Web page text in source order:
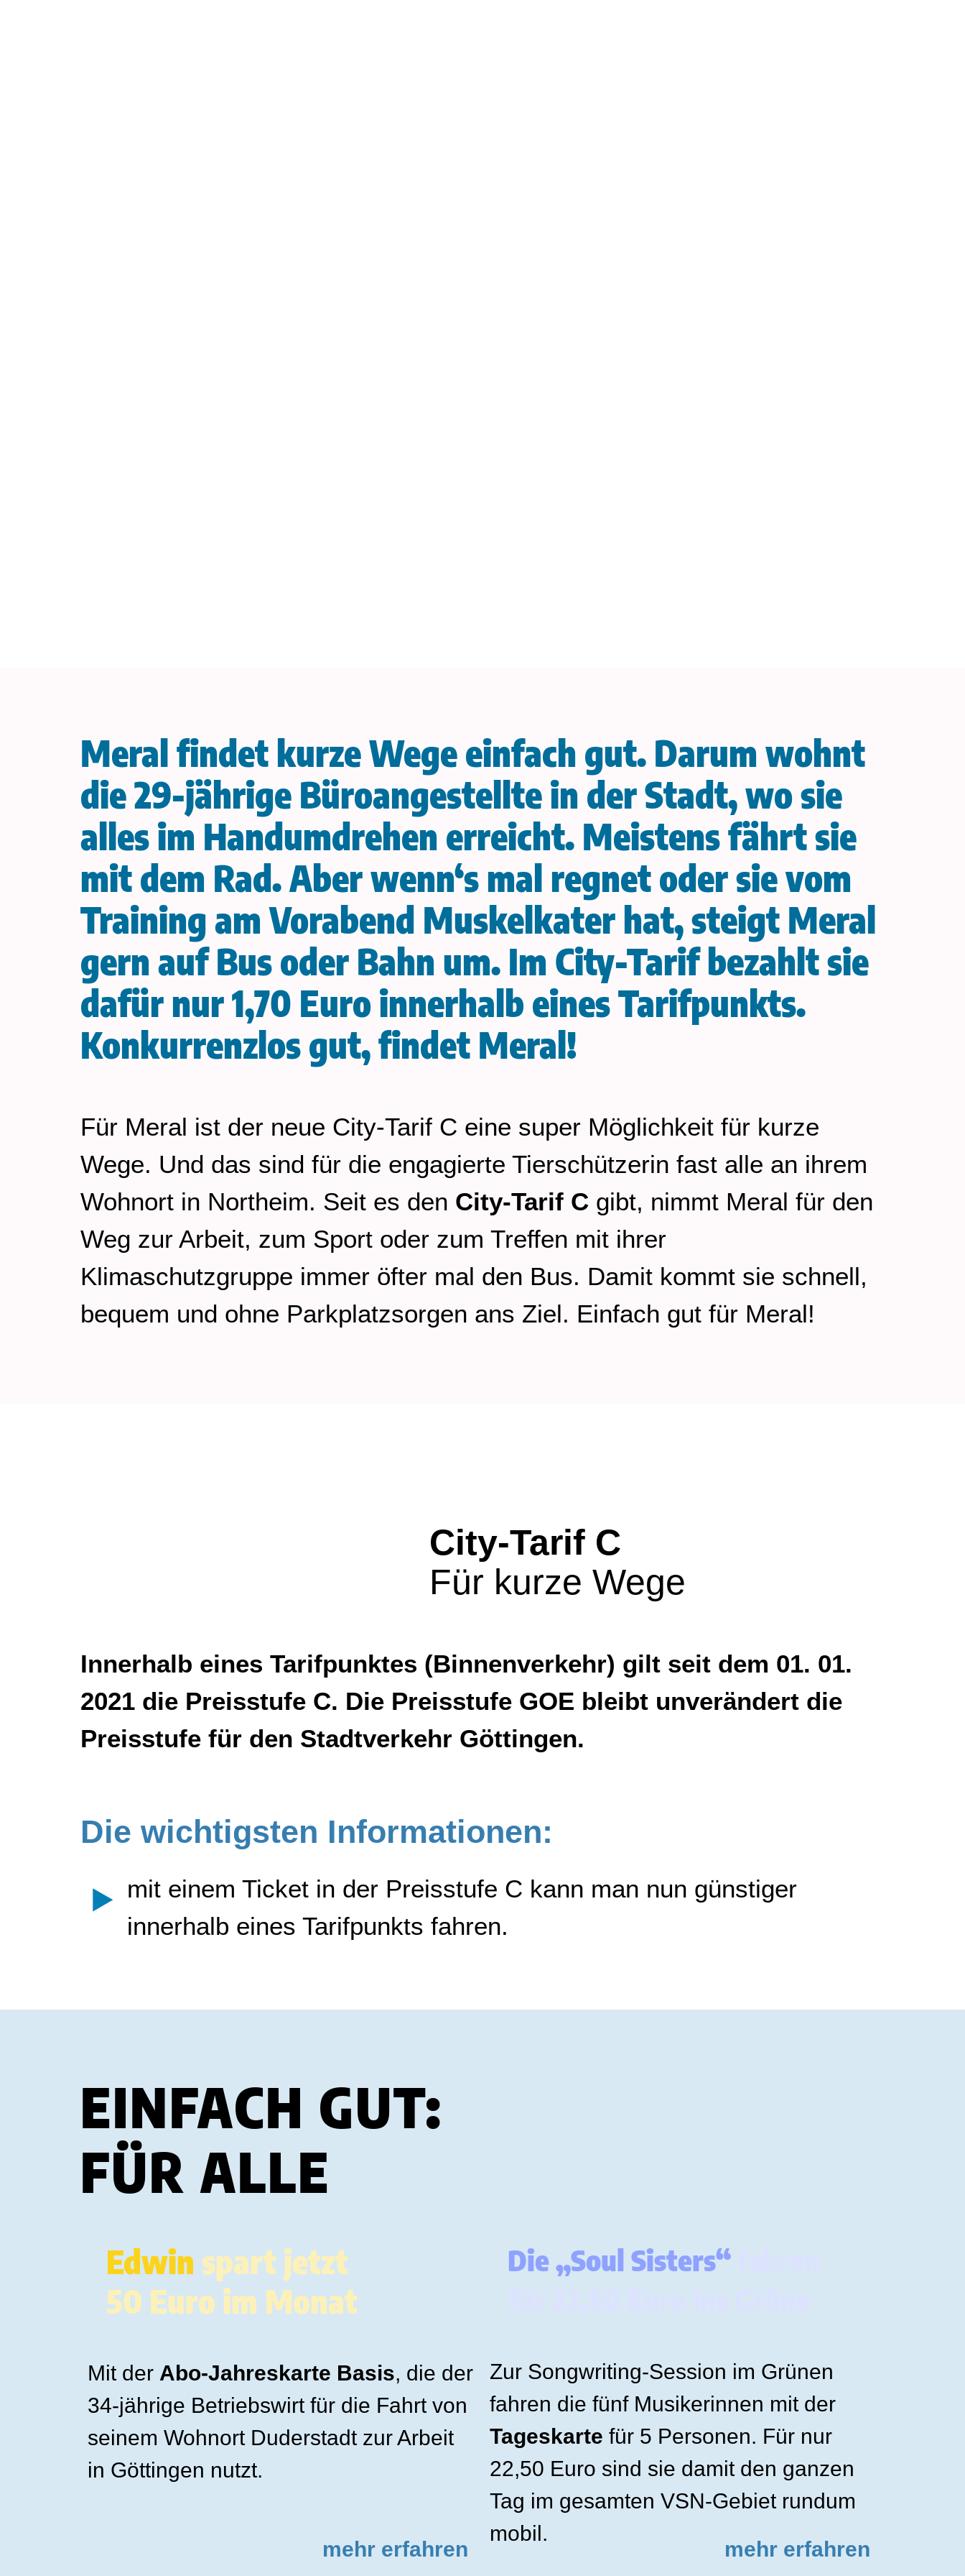
Meral findet kurze Wege einfach gut. Darum wohnt
die 29-jährige Büroangestellte in der Stadt, wo sie
alles im Handumdrehen erreicht. Meistens fährt sie
mit dem Rad. Aber wenn‘s mal regnet oder sie vom
Training am Vorabend Muskelkater hat, steigt Meral
gern auf Bus oder Bahn um. Im City-Tarif bezahlt sie
dafür nur 1,70 Euro innerhalb eines Tarifpunkts.
Konkurrenzlos gut, findet Meral!
Für Meral ist der neue City-Tarif C eine super Möglichkeit für kurze
Wege. Und das sind für die engagierte Tierschützerin fast alle an ihrem
Wohnort in Northeim. Seit es den City-Tarif C gibt, nimmt Meral für den
Weg zur Arbeit, zum Sport oder zum Treffen mit ihrer
Klimaschutzgruppe immer öfter mal den Bus. Damit kommt sie schnell,
bequem und ohne Parkplatzsorgen ans Ziel. Einfach gut für Meral!
City-Tarif C
Für kurze Wege
Innerhalb eines Tarifpunktes (Binnenverkehr) gilt seit dem 01. 01.
2021 die Preisstufe C. Die Preisstufe GOE bleibt unverändert die
Preisstufe für den Stadtverkehr Göttingen.
Die wichtigsten Informationen:
mit einem Ticket in der Preisstufe C kann man nun günstiger
innerhalb eines Tarifpunkts fahren.
EINFACH GUT:
FÜR ALLE
Edwin spart jetzt
50 Euro im Monat
Mit der Abo-Jahreskarte Basis, die der
34-jährige Betriebswirt für die Fahrt von
seinem Wohnort Duderstadt zur Arbeit
in Göttingen nutzt.
mehr erfahren
Die „Soul Sisters“
Zur Songwriting-Session im Grünen
fahren die fünf Musikerinnen mit der
Tageskarte für 5 Personen. Für nur
22,50 Euro sind sie damit den ganzen
Tag im gesamten VSN-Gebiet rundum
mobil.
mehr erfahren